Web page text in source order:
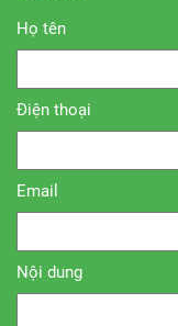
Họ tên
Điện thoại
Email
Nội dung